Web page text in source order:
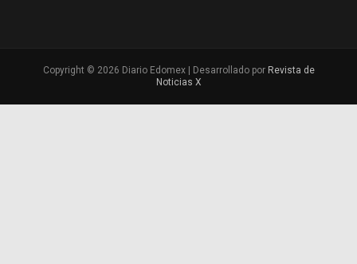
Copyright © 2026 Diario Edomex | Desarrollado por Revista de
Noticias X